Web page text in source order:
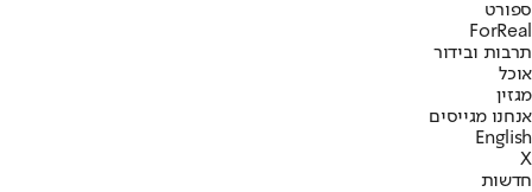
ספורט
ForReal
תרבות ובידור
אוכל
מגזין
אנחנו מגייסים
English
X
חדשות